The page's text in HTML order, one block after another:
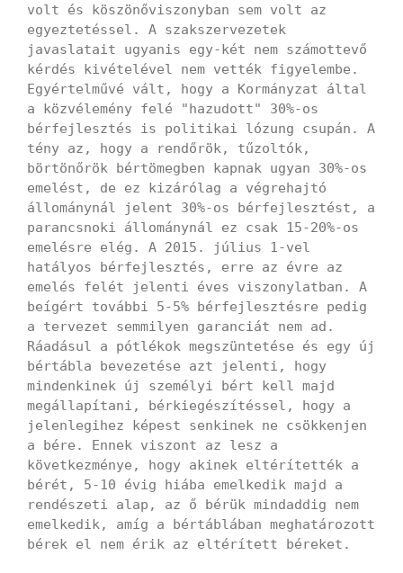
volt és köszönőviszonyban sem volt az
egyeztetéssel. A szakszervezetek
javaslatait ugyanis egy-két nem számottevő
kérdés kivételével nem vették figyelembe.
Egyértelművé vált, hogy a Kormányzat által
a közvélemény felé "hazudott" 30%-os
bérfejlesztés is politikai lózung csupán. A
tény az, hogy a rendőrök, tűzoltók,
börtönőrök bértömegben kapnak ugyan 30%-os
emelést, de ez kizárólag a végrehajtó
állománynál jelent 30%-os bérfejlesztést, a
parancsnoki állománynál ez csak 15-20%-os
emelésre elég. A 2015. július 1-vel
hatályos bérfejlesztés, erre az évre az
emelés felét jelenti éves viszonylatban. A
beígért további 5-5% bérfejlesztésre pedig
a tervezet semmilyen garanciát nem ad.
Ráadásul a pótlékok megszüntetése és egy új
bértábla bevezetése azt jelenti, hogy
mindenkinek új személyi bért kell majd
megállapítani, bérkiegészítéssel, hogy a
jelenlegihez képest senkinek ne csökkenjen
a bére. Ennek viszont az lesz a
következménye, hogy akinek eltérítették a
bérét, 5-10 évig hiába emelkedik majd a
rendészeti alap, az ő bérük mindaddig nem
emelkedik, amíg a bértáblában meghatározott
bérek el nem érik az eltérített béreket.